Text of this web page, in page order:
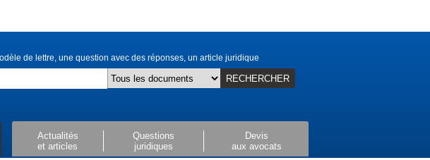
de lettre, une question avec des réponses, un article juridique
RECHERCHER
Actualités
et articles
Questions
juridiques
Devis
aux avocats